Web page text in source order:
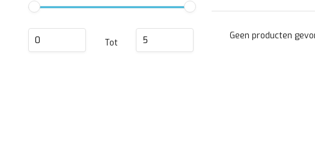
Tot
Geen producten